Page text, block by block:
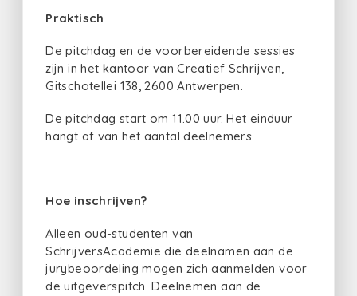
Praktisch
De pitchdag en de voorbereidende sessies
zijn in het kantoor van Creatief Schrijven,
Gitschotellei 138, 2600 Antwerpen.
De pitchdag start om 11.00 uur. Het einduur
hangt af van het aantal deelnemers.
Hoe inschrijven?
Alleen oud-studenten van
SchrijversAcademie die deelnamen aan de
jurybeoordeling mogen zich aanmelden voor
de uitgeverspitch. Deelnemen aan de